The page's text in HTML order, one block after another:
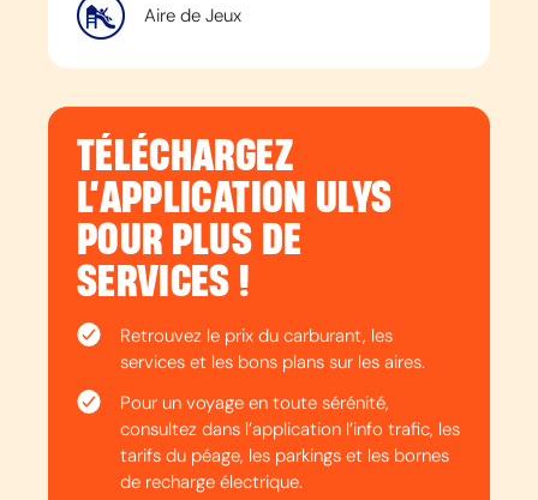
Aire de Jeux
TÉLÉCHARGEZ
L’APPLICATION ULYS
POUR PLUS DE
SERVICES !
Retrouvez le prix du carburant, les
services et les bons plans sur les aires.
Pour un voyage en toute sérénité,
consultez dans l’application l’info trafic, les
tarifs du péage, les parkings et les bornes
de recharge électrique.